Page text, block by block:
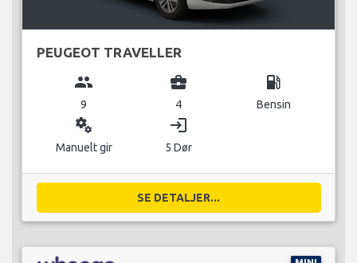
PEUGEOT TRAVELLER
group
9
business_center
4
local_gas_station
Bensin
miscellaneous_services
Manuelt gir
login
5 Dør
SE DETALJER...